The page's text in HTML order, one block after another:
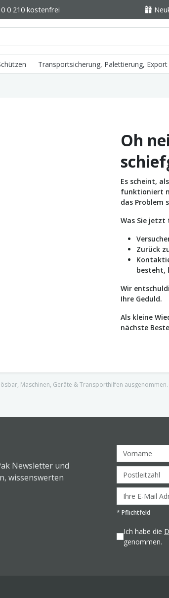
0 210 kostenfrei
Transportsicherung, Palettierung, Export
Oh
Es scheint,
funktioniert
das Problem
Was Sie jetzt
Zurück
besteht,
Wir
Ihre Geduld.
Als kleine
nächste
Maschinen, Geräte & Transporthilfen ausgenommen.
Newsletter und
wissenswerten
* Pflichtfeld
Ich habe die
genommen.